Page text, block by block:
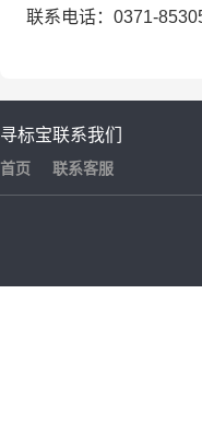
联系电话：0371-
寻标宝
首页
联系我们
联系客服